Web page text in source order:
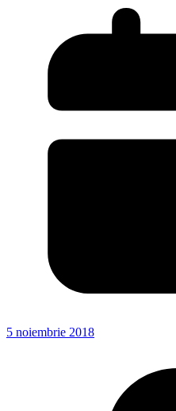
5 noiembrie 2018